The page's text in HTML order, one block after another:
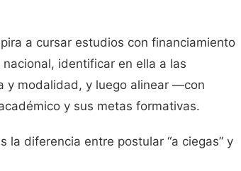
a cursar estudios con financiamiento
identificar en ella a las
y modalidad, y luego alinear —con
y sus metas formativas.
la diferencia entre postular “a ciegas” y